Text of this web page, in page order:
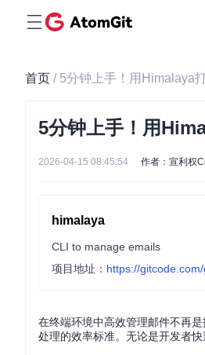
首页 / 5分钟上手！用Himalaya
5分钟上手！用
2026-04-15 08:45:54 作者：宣利权
himalaya
CLI to manage emails
项目地址： https://
在终端环境中高效管理邮件不再
处理的效率标准。无论是开发者